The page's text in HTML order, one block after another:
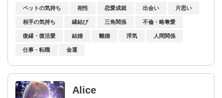
ペットの気持ち 相性 恋愛成就 出会い 片思い
相手の気持ち 縁結び 三角関係 不倫・略奪愛
復縁・復活愛 結婚 離婚 浮気 人間関係
仕事・転職 金運
Alice